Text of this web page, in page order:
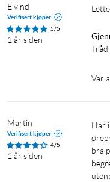
Med opptil 6 timers
timers lading med
uten lange avbrudd. En
ytterligere to timer
Parkobling på et
OpenFit Air-
opptil 10 meter.
etuiet, og opplev perfekt
Svette- og
Eivind
Verifisert kjøper
5/5
1 år siden
Var
Martin
Verifisert kjøper
4/5
1 år siden
Har ikke hatt sånne før men har slitt med
bra